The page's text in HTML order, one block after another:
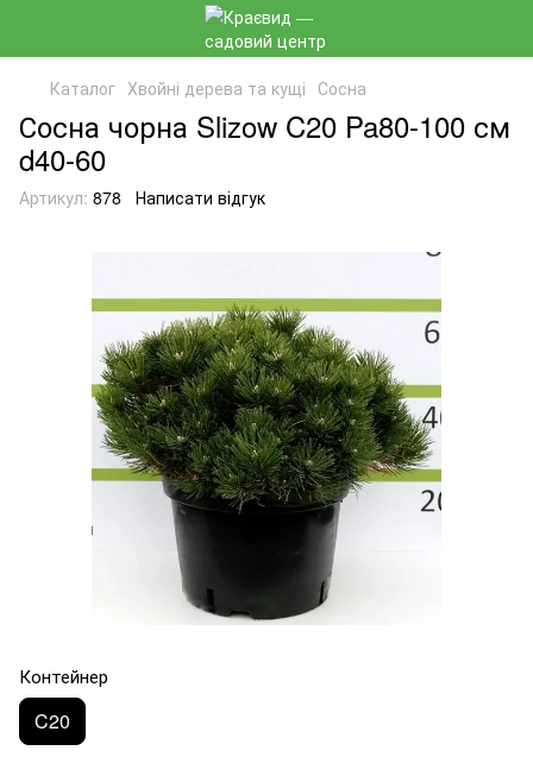
Каталог Хвойні дерева та кущі Сосна
Сосна чорна Slizow C20 Pa80-100 см
d40-60
Артикул: 878 Написати відгук
Контейнер
C20